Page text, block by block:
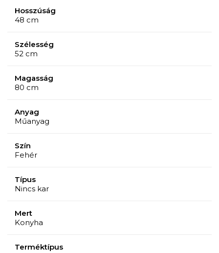
Hosszúság
48 cm
Szélesség
52 cm
Magasság
80 cm
Anyag
Műanyag
Szín
Fehér
Típus
Nincs kar
Mert
Konyha
Terméktípus